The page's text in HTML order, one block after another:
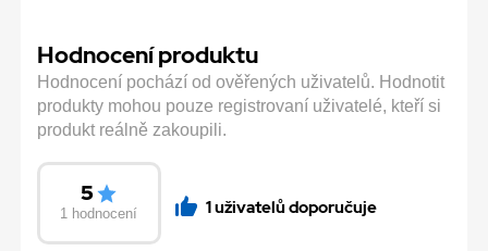
Hodnocení produktu
Hodnocení pochází od ověřených uživatelů. Hodnotit
produkty mohou pouze registrovaní uživatelé, kteří si
produkt reálně zakoupili.
5
1 hodnocení 1 uživatelů doporučuje